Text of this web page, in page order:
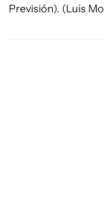
Previsión). (Luis